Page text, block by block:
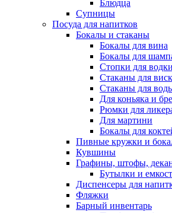
Блюдца
Супницы
Посуда для напитков
Бокалы и стаканы
Бокалы для вина
Бокалы для
Стопки для водки
Стаканы для
Стаканы для
Для коньяка и
Рюмки для
Для мартини
Бокалы для
Пивные кружки и
Кувшины
Графины, штофы,
Бутылки и
Диспенсеры для
Фляжки
Барный инвентарь